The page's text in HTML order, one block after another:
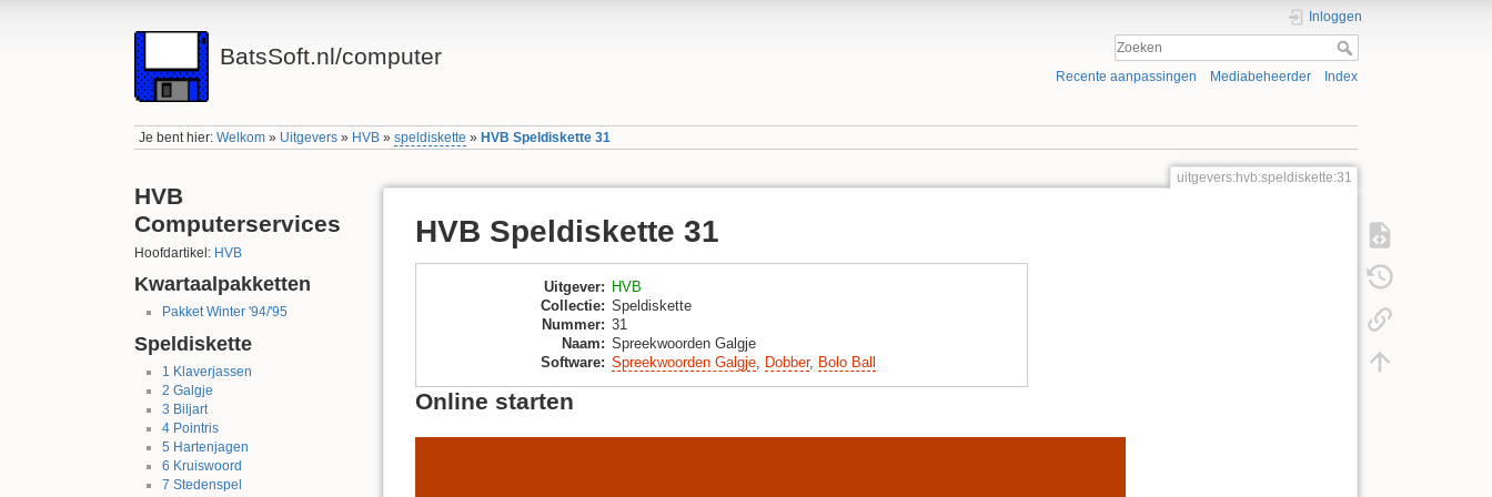
BatsSoft.nl/computer
Inloggen
Recente aanpassingen Mediabeheerder Index
Je bent hier:Welkom » Uitgevers » HVB »speldiskette » HVB Speldiskette 31
HVB
Computerservices
Hoofdartikel: HVB
Kwartaalpakketten
Pakket Winter '94/'95
Speldiskette
1 Klaverjassen
2 Galgje
3 Biljart
4 Pointris
5 Hartenjagen
6 Kruiswoord
7 Stedenspel
uitgevers:hvb:speldiskette:31
HVB Speldiskette 31
Uitgever:
HVB
Collectie: Speldiskette
Nummer: 31
Naam: Spreekwoorden Galgje
Software: Spreekwoorden Galgje Dobber, Bolo Ball
Online starten